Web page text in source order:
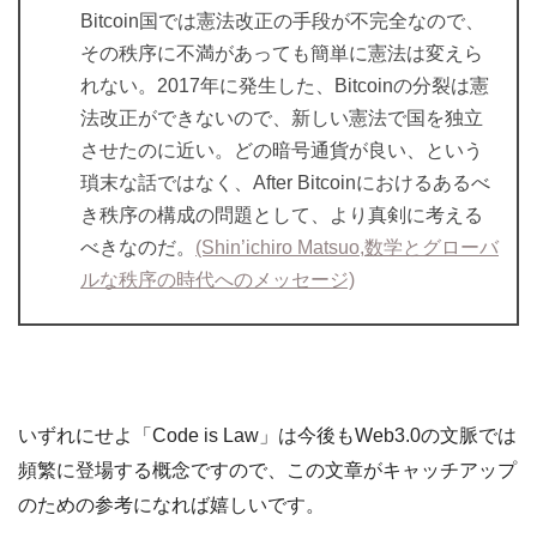
Bitcoin国では憲法改正の手段が不完全なので、
その秩序に不満があっても簡単に憲法は変えら
れない。2017年に発生した、Bitcoinの分裂は憲
法改正ができないので、新しい憲法で国を独立
させたのに近い。どの暗号通貨が良い、という
瑣末な話ではなく、After Bitcoinにおけるあるべ
き秩序の構成の問題として、より真剣に考える
べきなのだ。 (Shin’ichiro Matsuo,数学とグローバ
ルな秩序の時代へのメッセージ)
いずれにせよ「Code is Law」は今後もWeb3.0の文脈では
頻繁に登場する概念ですので、この文章がキャッチアップ
のための参考になれば嬉しいです。